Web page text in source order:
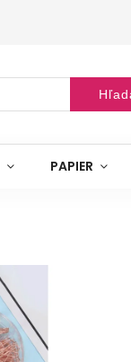
PAPIER